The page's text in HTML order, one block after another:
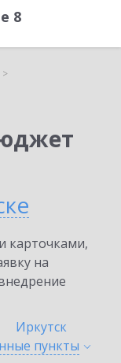
8
карточками,
на
Иркутск
пункты